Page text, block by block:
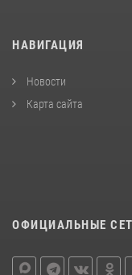
НАВИГАЦИЯ
Новости
Карта сайта
ОФИЦИАЛЬНЫЕ